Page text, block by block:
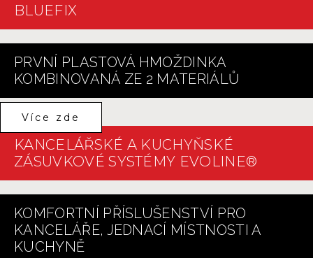
BLUEFIX
PRVNÍ PLASTOVÁ HMOŽDINKA
KOMBINOVANÁ ZE 2 MATERIÁLŮ
Více zde
KANCELÁŘSKÉ A KUCHYŇSKÉ
ZÁSUVKOVÉ SYSTÉMY EVOLINE®
KOMFORTNÍ PŘÍSLUŠENSTVÍ PRO
KANCELÁŘE, JEDNACÍ MÍSTNOSTI A
KUCHYNĚ